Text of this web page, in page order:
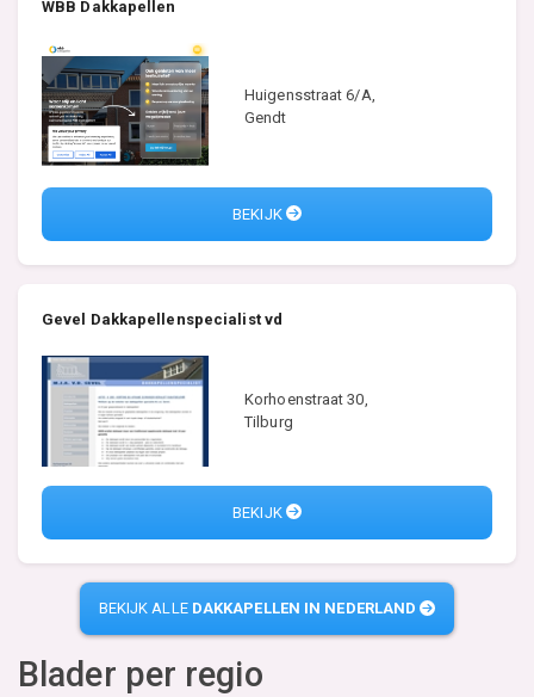
WBB Dakkapellen
Huigensstraat 6/A,
Gendt
BEKIJK
Gevel Dakkapellenspecialist vd
Korhoenstraat 30,
Tilburg
BEKIJK
BEKIJK ALLE DAKKAPELLEN IN NEDERLAND
Blader per regio